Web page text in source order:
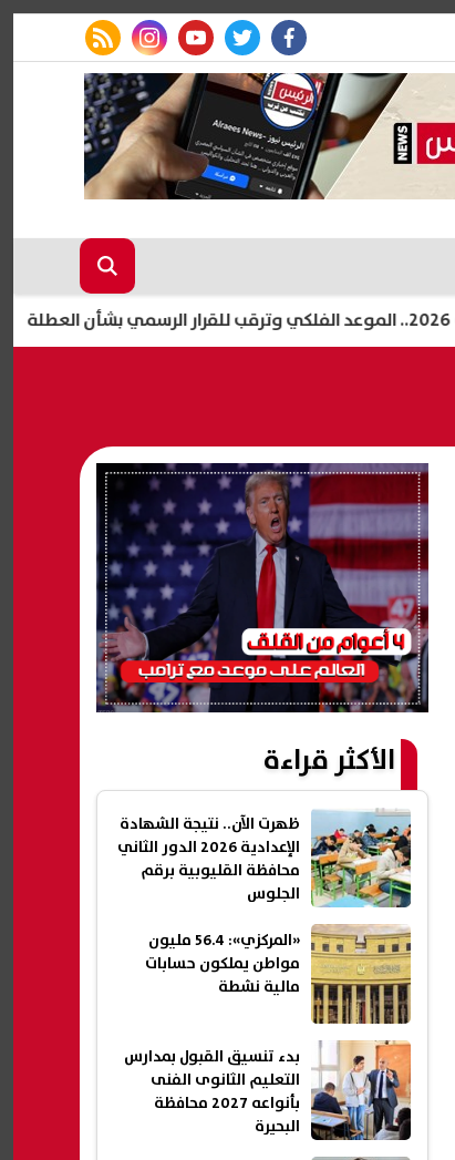
facebook
twitter
youtube
instagram
rss feed
كامل
الأكثر قراءة
ظهرت الآن.. نتيجة الشهادة
الإعدادية 2026 الدور الثاني
محافظة القليوبية برقم
الجلوس
«المركزي»: 56.4 مليون
مواطن يملكون حسابات
مالية نشطة
بدء تنسيق القبول بمدارس
التعليم الثانوى الفنى
بأنواعه 2027 محافظة
البحيرة